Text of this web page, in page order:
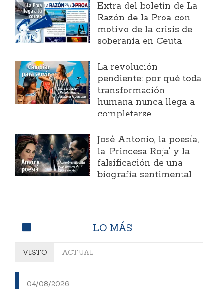
Extra del boletín de La
Razón de la Proa con
motivo de la crisis de
soberanía en Ceuta
La revolución
pendiente: por qué toda
transformación
humana nunca llega a
completarse
José Antonio, la poesía,
la 'Princesa Roja' y la
falsificación de una
biografía sentimental
LO MÁS
VISTO ACTUAL
04/08/2026